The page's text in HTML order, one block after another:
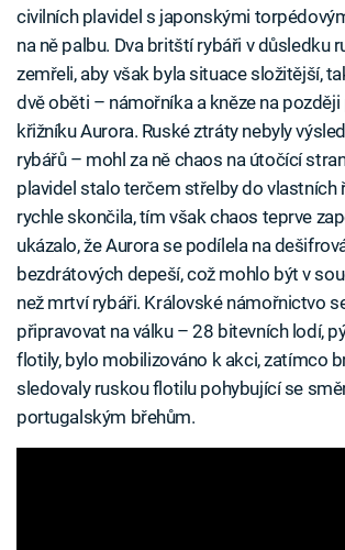
civilních plavidel s japonskými
na ně palbu. Dva britští rybáři v důsledku
zemřeli, aby však byla situace složitější,
dvě oběti – námořníka a kněze na
křižníku Aurora. Ruské ztráty nebyly
rybářů – mohl za ně chaos na útočící
plavidel stalo terčem střelby do vlastních
rychle skončila, tím však chaos teprve
ukázalo, že Aurora se podílela na
bezdrátových depeší, což mohlo být v
než mrtví rybáři. Královské námořnictvo
připravovat na válku – 28 bitevních lodí,
flotily, bylo mobilizováno k akci, zatímco
sledovaly ruskou flotilu pohybující se
portugalským břehům.